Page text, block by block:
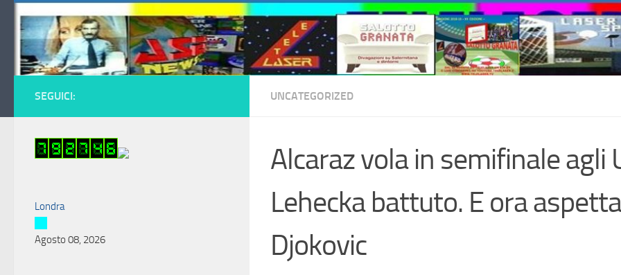
Salta al contenuto
UNCATEGORIZED
Alcaraz vola in semifinale agli
Lehecka battuto. E ora aspetta
Djokovic
SEGUICI:
Londra
Agosto 08, 2026